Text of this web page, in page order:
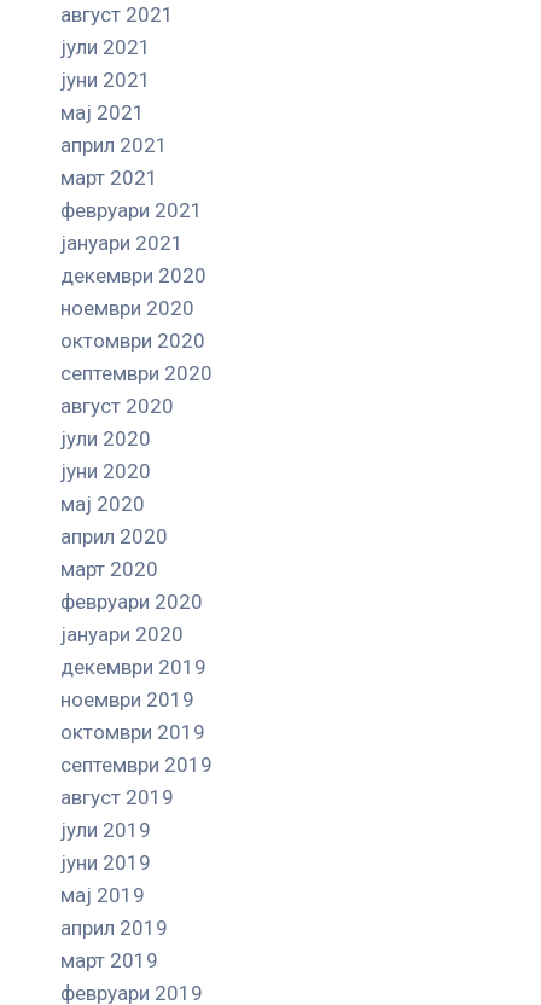
август 2021
јули 2021
јуни 2021
мај 2021
април 2021
март 2021
февруари 2021
јануари 2021
декември 2020
ноември 2020
октомври 2020
септември 2020
август 2020
јули 2020
јуни 2020
мај 2020
април 2020
март 2020
февруари 2020
јануари 2020
декември 2019
ноември 2019
октомври 2019
септември 2019
август 2019
јули 2019
јуни 2019
мај 2019
април 2019
март 2019
февруари 2019